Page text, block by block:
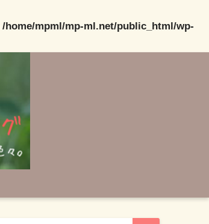
/home/mpml/mp-ml.net/public_html/wp-